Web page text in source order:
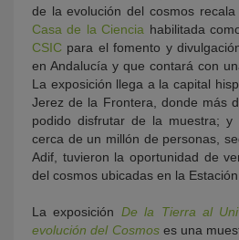
de la evolución del cosmos
Casa de la Ciencia habilitada
CSIC para el fomento y
en Andalucía y que contará con
La exposición llega a la capital
Jerez de la Frontera, donde más
podido disfrutar de la muestra;
cerca de un millón de personas,
Adif, tuvieron la oportunidad de
del cosmos ubicadas en la
La exposición De la Tierra al
evolución del Cosmoses una